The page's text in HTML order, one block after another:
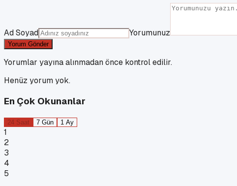
Ad Soyad Yorumunuz
Yorum Gönder
Yorumlar yayına alınmadan önce kontrol edilir.
Henüz yorum yok.
En Çok Okunanlar
24 Saat 7 Gün 1 Ay
1
2
3
4
5